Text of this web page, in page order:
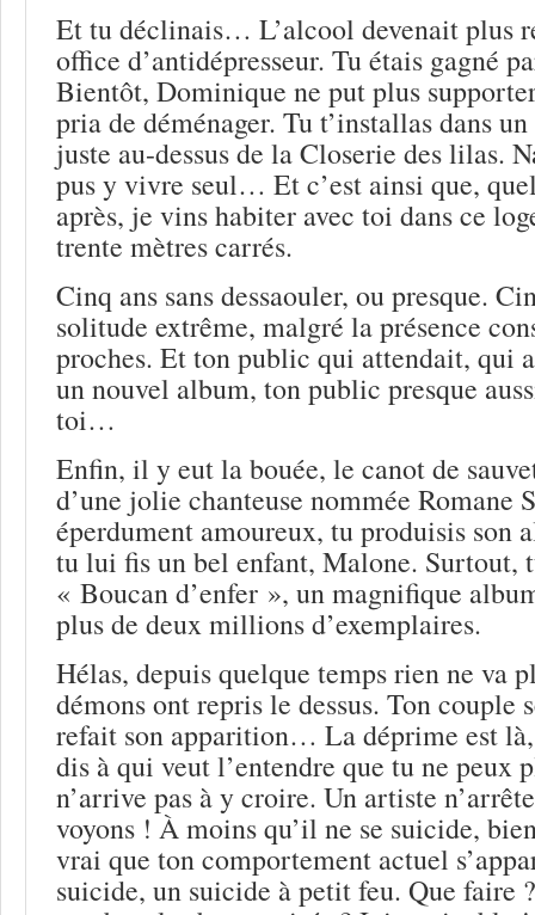
Et tu déclinais… L’alcool devenait plus
office d’antidépresseur. Tu étais gagné
Bientôt, Dominique ne put plus
pria de déménager. Tu t’installas dans
juste au-dessus de la Closerie des lilas.
pus y vivre seul… Et c’est ainsi que,
après, je vins habiter avec toi dans ce
trente mètres carrés.
Cinq ans sans dessaouler, ou presque.
solitude extrême, malgré la présence
proches. Et ton public qui attendait, qui
un nouvel album, ton public presque
toi…
Enfin, il y eut la bouée, le canot de
d’une jolie chanteuse nommée Romane
éperdument amoureux, tu produisis son
tu lui fis un bel enfant, Malone. Surtout,
« Boucan d’enfer », un magnifique
plus de deux millions d’exemplaires.
Hélas, depuis quelque temps rien ne va
démons ont repris le dessus. Ton couple
refait son apparition… La déprime est
dis à qui veut l’entendre que tu ne peux
n’arrive pas à y croire. Un artiste
voyons ! À moins qu’il ne se suicide,
vrai que ton comportement actuel
suicide, un suicide à petit feu. Que faire